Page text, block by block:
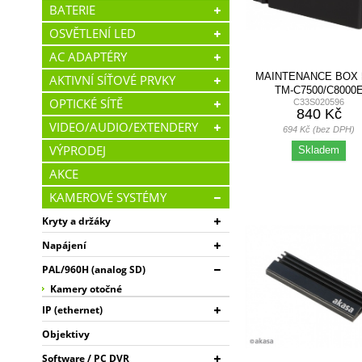
MAINTENANCE BOX
TM-C7500/C8000E
C33S020596
840 Kč
694 Kč (bez DPH)
Skladem
SYNOLOGY
TRUST
UBIQUITI
VIKING
VIRTUOS
WELL
X-POS
YEALINK
ZAGG
BATERIE
OSVĚTLENÍ LED
AC ADAPTÉRY
AKTIVNÍ SÍŤOVÉ PRVKY
OPTICKÉ SÍTĚ
VIDEO/AUDIO/EXTENDERY
VÝPRODEJ
AKCE
KAMEROVÉ SYSTÉMY
Kryty a držáky
Napájení
PAL/960H (analog SD)
Kamery otočné
IP (ethernet)
Objektivy
Software / PC DVR